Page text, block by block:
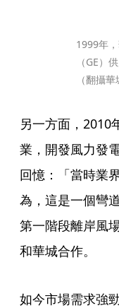
1999年
（GE）
（翻攝
另一方面，2010
業，開發風力發
回憶：「當時業
為，這是一個彎
第一階段離岸風
和華城合作。
如今市場需求強